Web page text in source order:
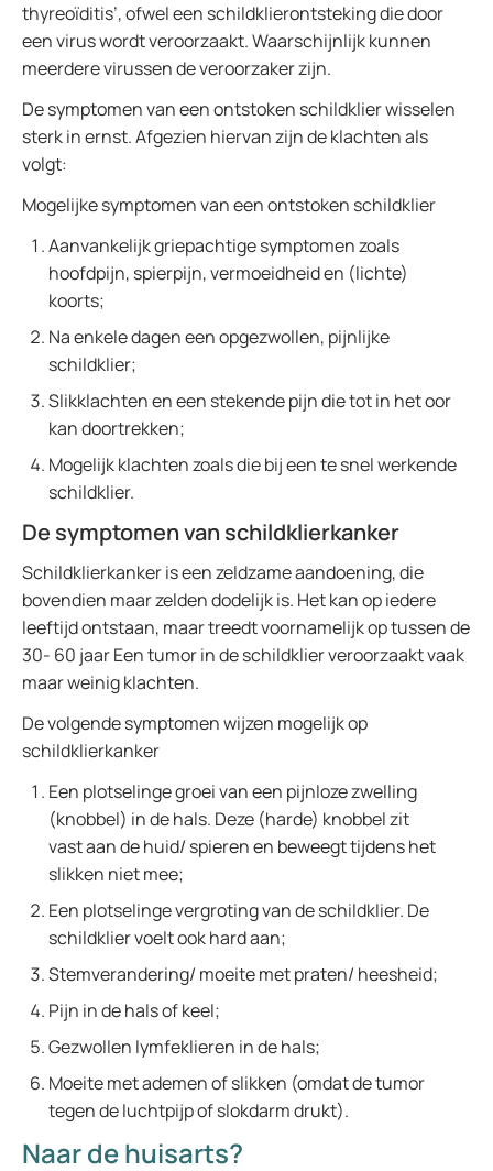
thyreoïditis’, ofwel een schildklierontsteking die door
een virus wordt veroorzaakt. Waarschijnlijk kunnen
meerdere virussen de veroorzaker zijn.
De symptomen van een ontstoken schildklier wisselen
sterk in ernst. Afgezien hiervan zijn de klachten als
volgt:
Mogelijke symptomen van een ontstoken schildklier
Aanvankelijk griepachtige symptomen zoals
hoofdpijn, spierpijn, vermoeidheid en (lichte)
koorts;
Na enkele dagen een opgezwollen, pijnlijke
schildklier;
Slikklachten en een stekende pijn die tot in het oor
kan doortrekken;
Mogelijk klachten zoals die bij een te snel werkende
schildklier.
De symptomen van schildklierkanker
Schildklierkanker is een zeldzame aandoening, die
bovendien maar zelden dodelijk is. Het kan op iedere
leeftijd ontstaan, maar treedt voornamelijk op tussen de
30- 60 jaar Een tumor in de schildklier veroorzaakt vaak
maar weinig klachten.
De volgende symptomen wijzen mogelijk op
schildklierkanker
Een plotselinge groei van een pijnloze zwelling
(knobbel) in de hals. Deze (harde) knobbel zit
vast aan de huid/ spieren en beweegt tijdens het
slikken niet mee;
Een plotselinge vergroting van de schildklier. De
schildklier voelt ook hard aan;
Stemverandering/ moeite met praten/ heesheid;
Pijn in de hals of keel;
Gezwollen lymfeklieren in de hals;
Moeite met ademen of slikken (omdat de tumor
tegen de luchtpijp of slokdarm drukt).
Naar de huisarts?